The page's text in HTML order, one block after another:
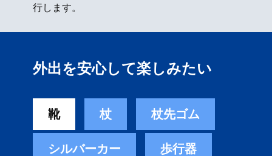
行します。
外出を安心して楽しみたい
靴 杖 杖先ゴム
シルバーカー 歩行器